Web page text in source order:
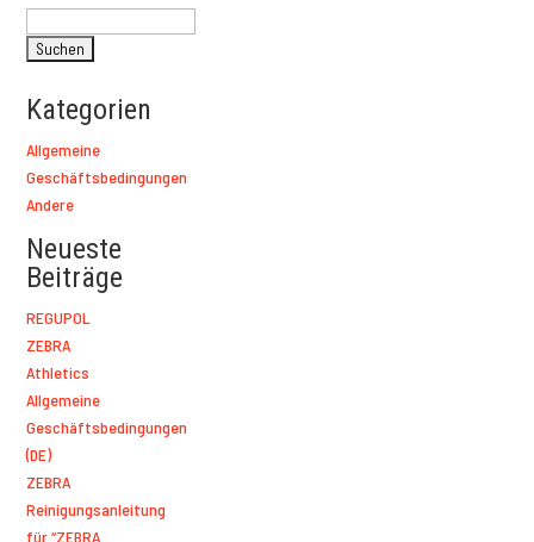
nach:
Kategorien
Allgemeine
Geschäftsbedingungen
Andere
Neueste
Beiträge
REGUPOL
ZEBRA
Athletics
Allgemeine
Geschäftsbedingungen
(DE)
ZEBRA
Reinigungsanleitung
für “ZEBRA